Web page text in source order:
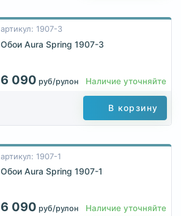
артикул: 1907-3
Обои Aura Spring 1907-3
6 090 руб/рулон Наличие уточняйте
В корзину
артикул: 1907-1
Обои Aura Spring 1907-1
6 090 руб/рулон Наличие уточняйте